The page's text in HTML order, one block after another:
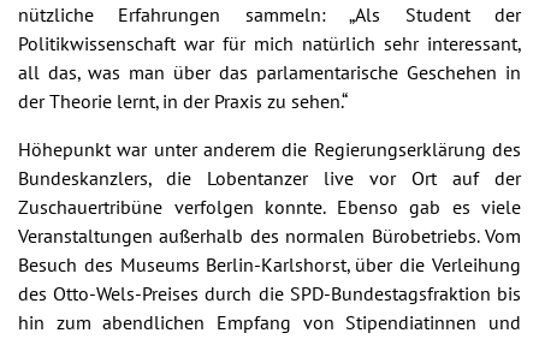
nützliche Erfahrungen sammeln: „Als Student der
Politikwissenschaft war für mich natürlich sehr interessant,
all das, was man über das parlamentarische Geschehen in
der Theorie lernt, in der Praxis zu sehen.“
Höhepunkt war unter anderem die Regierungserklärung des
Bundeskanzlers, die Lobentanzer live vor Ort auf der
Zuschauertribüne verfolgen konnte. Ebenso gab es viele
Veranstaltungen außerhalb des normalen Bürobetriebs. Vom
Besuch des Museums Berlin-Karlshorst, über die Verleihung
des Otto-Wels-Preises durch die SPD-Bundestagsfraktion bis
hin zum abendlichen Empfang von Stipendiatinnen und